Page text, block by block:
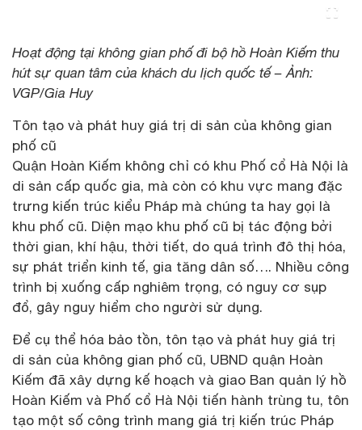
Hoạt động tại không gian phố đi bộ hồ Hoàn Kiếm thu
hút sự quan tâm của khách du lịch quốc tế – Ảnh:
VGP/Gia Huy
Tôn tạo và phát huy giá trị di sản của không gian
phố cũ
Quận Hoàn Kiếm không chỉ có khu Phố cổ Hà Nội là
di sản cấp quốc gia, mà còn có khu vực mang đặc
trưng kiến trúc kiểu Pháp mà chúng ta hay gọi là
khu phố cũ. Diện mạo khu phố cũ bị tác động bởi
thời gian, khí hậu, thời tiết, do quá trình đô thị hóa,
sự phát triển kinh tế, gia tăng dân số…. Nhiều công
trình bị xuống cấp nghiêm trọng, có nguy cơ sụp
đổ, gây nguy hiểm cho người sử dụng.
Để cụ thể hóa bảo tồn, tôn tạo và phát huy giá trị
di sản của không gian phố cũ, UBND quận Hoàn
Kiếm đã xây dựng kế hoạch và giao Ban quản lý hồ
Hoàn Kiếm và Phố cổ Hà Nội tiến hành trùng tu, tôn
tạo một số công trình mang giá trị kiến trúc Pháp